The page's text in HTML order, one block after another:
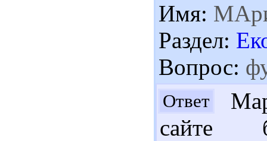
Имя:
Раздел:
Вопрос:
Ответ
сайте